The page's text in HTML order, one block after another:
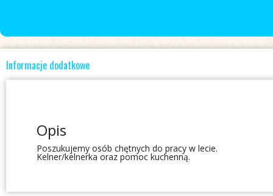
Informacje dodatkowe
Opis
Poszukujemy osób chętnych do pracy w lecie.
Kelner/kelnerka oraz pomoc kuchenną.